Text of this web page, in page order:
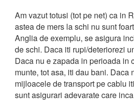
Am vazut totusi (tot pe net) ca in
astea de mers la schi nu sunt
Anglia de exemplu, se asigura
de schi. Daca iti rupi/deteriorezi
Daca nu e zapada in perioada in
munte, tot asa, iti dau bani. Daca
mijloacele de transport pe cablu
sunt asigurari adevarate care